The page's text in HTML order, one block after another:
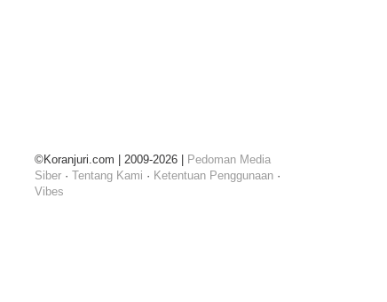
©Koranjuri.com | 2009-2026 | Pedoman Media
Siber ·Tentang Kami · Ketentuan Penggunaan ·
Vibes